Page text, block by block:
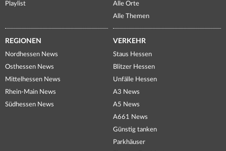
Playlist
Alle Orte
Alle Themen
REGIONEN
Nordhessen News
Osthessen News
Mittelhessen News
Rhein-Main News
Südhessen News
VERKEHR
Staus Hessen
Blitzer Hessen
Unfälle Hessen
A3 News
A5 News
A661 News
Günstig tanken
Parkhäuser